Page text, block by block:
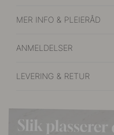
MER INFO & PLEIERÅD
ANMELDELSER
LEVERING & RETUR